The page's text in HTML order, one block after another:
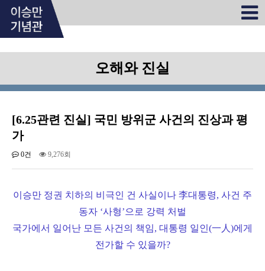
오해와 진실
[6.25관련 진실] 국민 방위군 사건의 진상과 평
가
0건 9,276회
이승만 정권 치하의 비극인 건 사실이나 李대통령, 사건 주
동자 ‘사형’으로 강력 처벌
국가에서 일어난 모든 사건의 책임, 대통령 일인(一人)에게
전가할 수 있을까?